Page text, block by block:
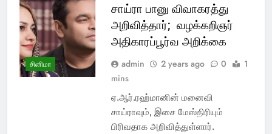
சினிமா
சாய்ரா பானு விவாகரத்து
அறிவித்தார்; வழக்கறிஞர்
அதிகாரப்பூர்வ அறிக்கை
admin 2 years ago 0
1
mins
ஏ.ஆர்.ரஹ்மானின் மனைவி
சாய்ராவும், இசை மேஸ்திரியும்
பிரிவதாக அறிவித்துள்ளார்.